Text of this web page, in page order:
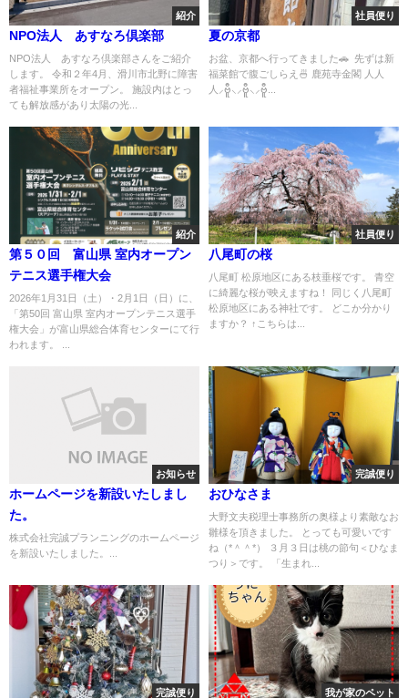
紹介
NPO法人 あすなろ倶楽部
NPO法人 あすなろ倶楽部さんをご紹介
します。 令和２年4月、滑川市北野に障害
者福祉事業所をオープン。 施設内はとっ
ても解放感があり太陽の光...
社員便り
夏の京都
お盆、京都へ行ってきました🚗 先ずは新
福菜館で腹ごしらえ🍜 鹿苑寺金閣 人人
人⸝ဗီူ⸜⸝ဗီူ⸜⸝ဗီူ...
紹介
第５０回 富山県 室内オープン
テニス選手権大会
2026年1月31日（土）・2月1日（日）に、
「第50回 富山県 室内オープンテニス選手
権大会」が富山県総合体育センターにて行
われます。 ...
社員便り
八尾町の桜
八尾町 松原地区にある枝垂桜です。 青空
に綺麗な桜が映えますね！ 同じく八尾町
松原地区にある神社です。 どこか分かり
ますか？ ↑こちらは...
お知らせ
ホームページを新設いたしまし
た。
株式会社完誠プランニングのホームページ
を新設いたしました。...
完誠便り
おひなさま
大野文夫税理士事務所の奥様より素敵なお
雛様を頂きました。 とっても可愛いです
ね（*＾＾*） ３月３日は桃の節句＜ひなま
つり＞です。 「生まれ...
完誠便り 我が家のペット